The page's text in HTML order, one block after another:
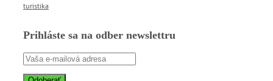
turistika
Prihláste sa na odber newslettru